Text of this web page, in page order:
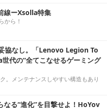
線ーXsolla特集
から！
協なし。「Lenovo Legion To
代の“全てこなせるゲーミング
。メンテナンスしやすい構造もあり
なる“進化”を目撃せよ！HoYov